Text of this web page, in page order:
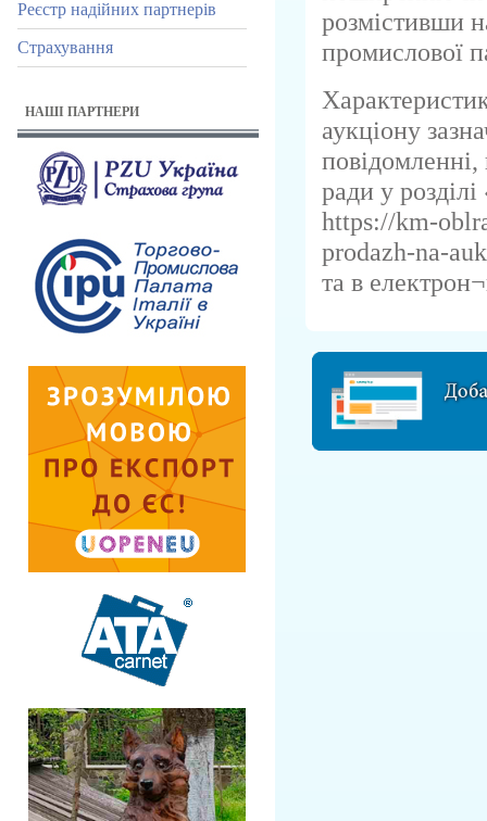
розмістивши
промислової
аукціону
ради у
https://km-
prodazh-na-
та в
Реєстр надійних партнерів
Страхування
НАШІ ПАРТНЕРИ